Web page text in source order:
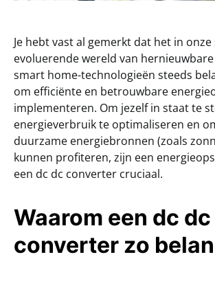
Je hebt vast al gemerkt dat het in onze
evoluerende wereld van
smart home-technologieën steeds
om efficiënte en betrouwbare
implementeren. Om jezelf in staat te
energieverbruik te optimaliseren en
duurzame energiebronnen (zoals
kunnen profiteren, zijn een
een dc dc converter cruciaal.
Waarom een dc dc
converter zo